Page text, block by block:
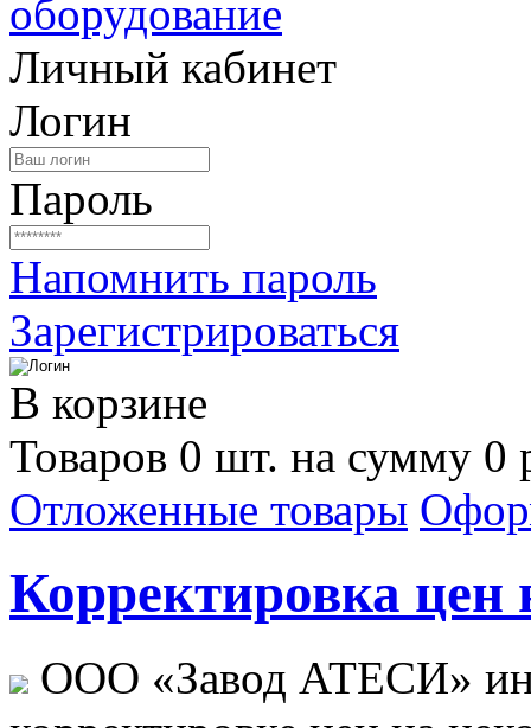
Личный кабинет
Логин
Пароль
Напомнить пароль
Зарегистрироваться
В корзине
Товаров 0 шт. на сумму 0
Отложенные товары
Корректировка цен
ООО «Завод АТЕСИ»